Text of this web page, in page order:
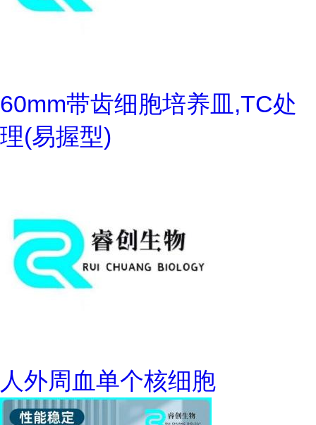
60mm带齿细胞培养皿,TC处
理(易握型)
人外周血单个核细胞